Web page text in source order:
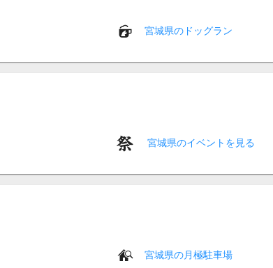
宮城県のドッグラン
宮城県のイベントを見る
宮城県の月極駐車場